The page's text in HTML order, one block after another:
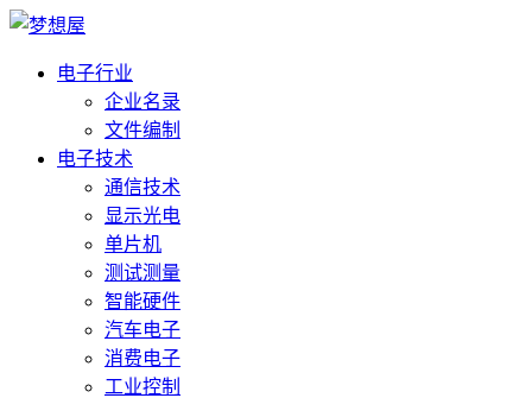
电子行业
企业名录
文件编制
电子技术
通信技术
显示光电
单片机
测试测量
智能硬件
汽车电子
消费电子
工业控制